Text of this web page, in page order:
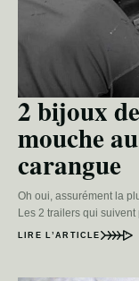
2 bijoux
mouche
carangue
Oh oui, assurément la
Les 2 trailers qui
LIRE L’ARTICLE